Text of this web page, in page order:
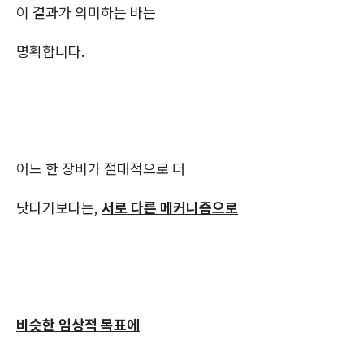
이 결과가 의미하는 바는
명확합니다.
어느 한 장비가 절대적으로 더
낫다기보다는, 서로 다른 메커니즘으로
비슷한 임상적 목표에